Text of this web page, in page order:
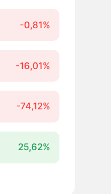
-0,81%
-16,01%
-74,12%
25,62%